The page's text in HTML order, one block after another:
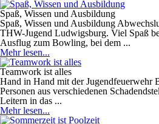
Spaß, Wissen und Ausbildung
Spaß, Wissen und Ausbildung
THW-Jugend Ludwigsburg. Viel Spaß
Ausflug zum Bowling, bei dem ...
Mehr lesen...
Teamwork ist alles
Hand in Hand mit der Jugendfeuerwehr
Personen aus verschiedenen
Leitern in das ...
Mehr lesen...